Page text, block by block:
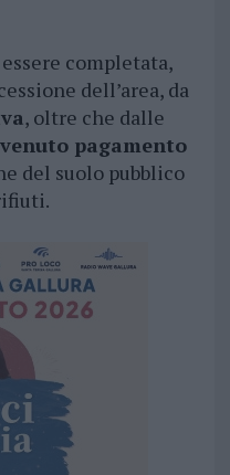
completata,
dell’area, da
, oltre che dalle
pagamento
del suolo pubblico